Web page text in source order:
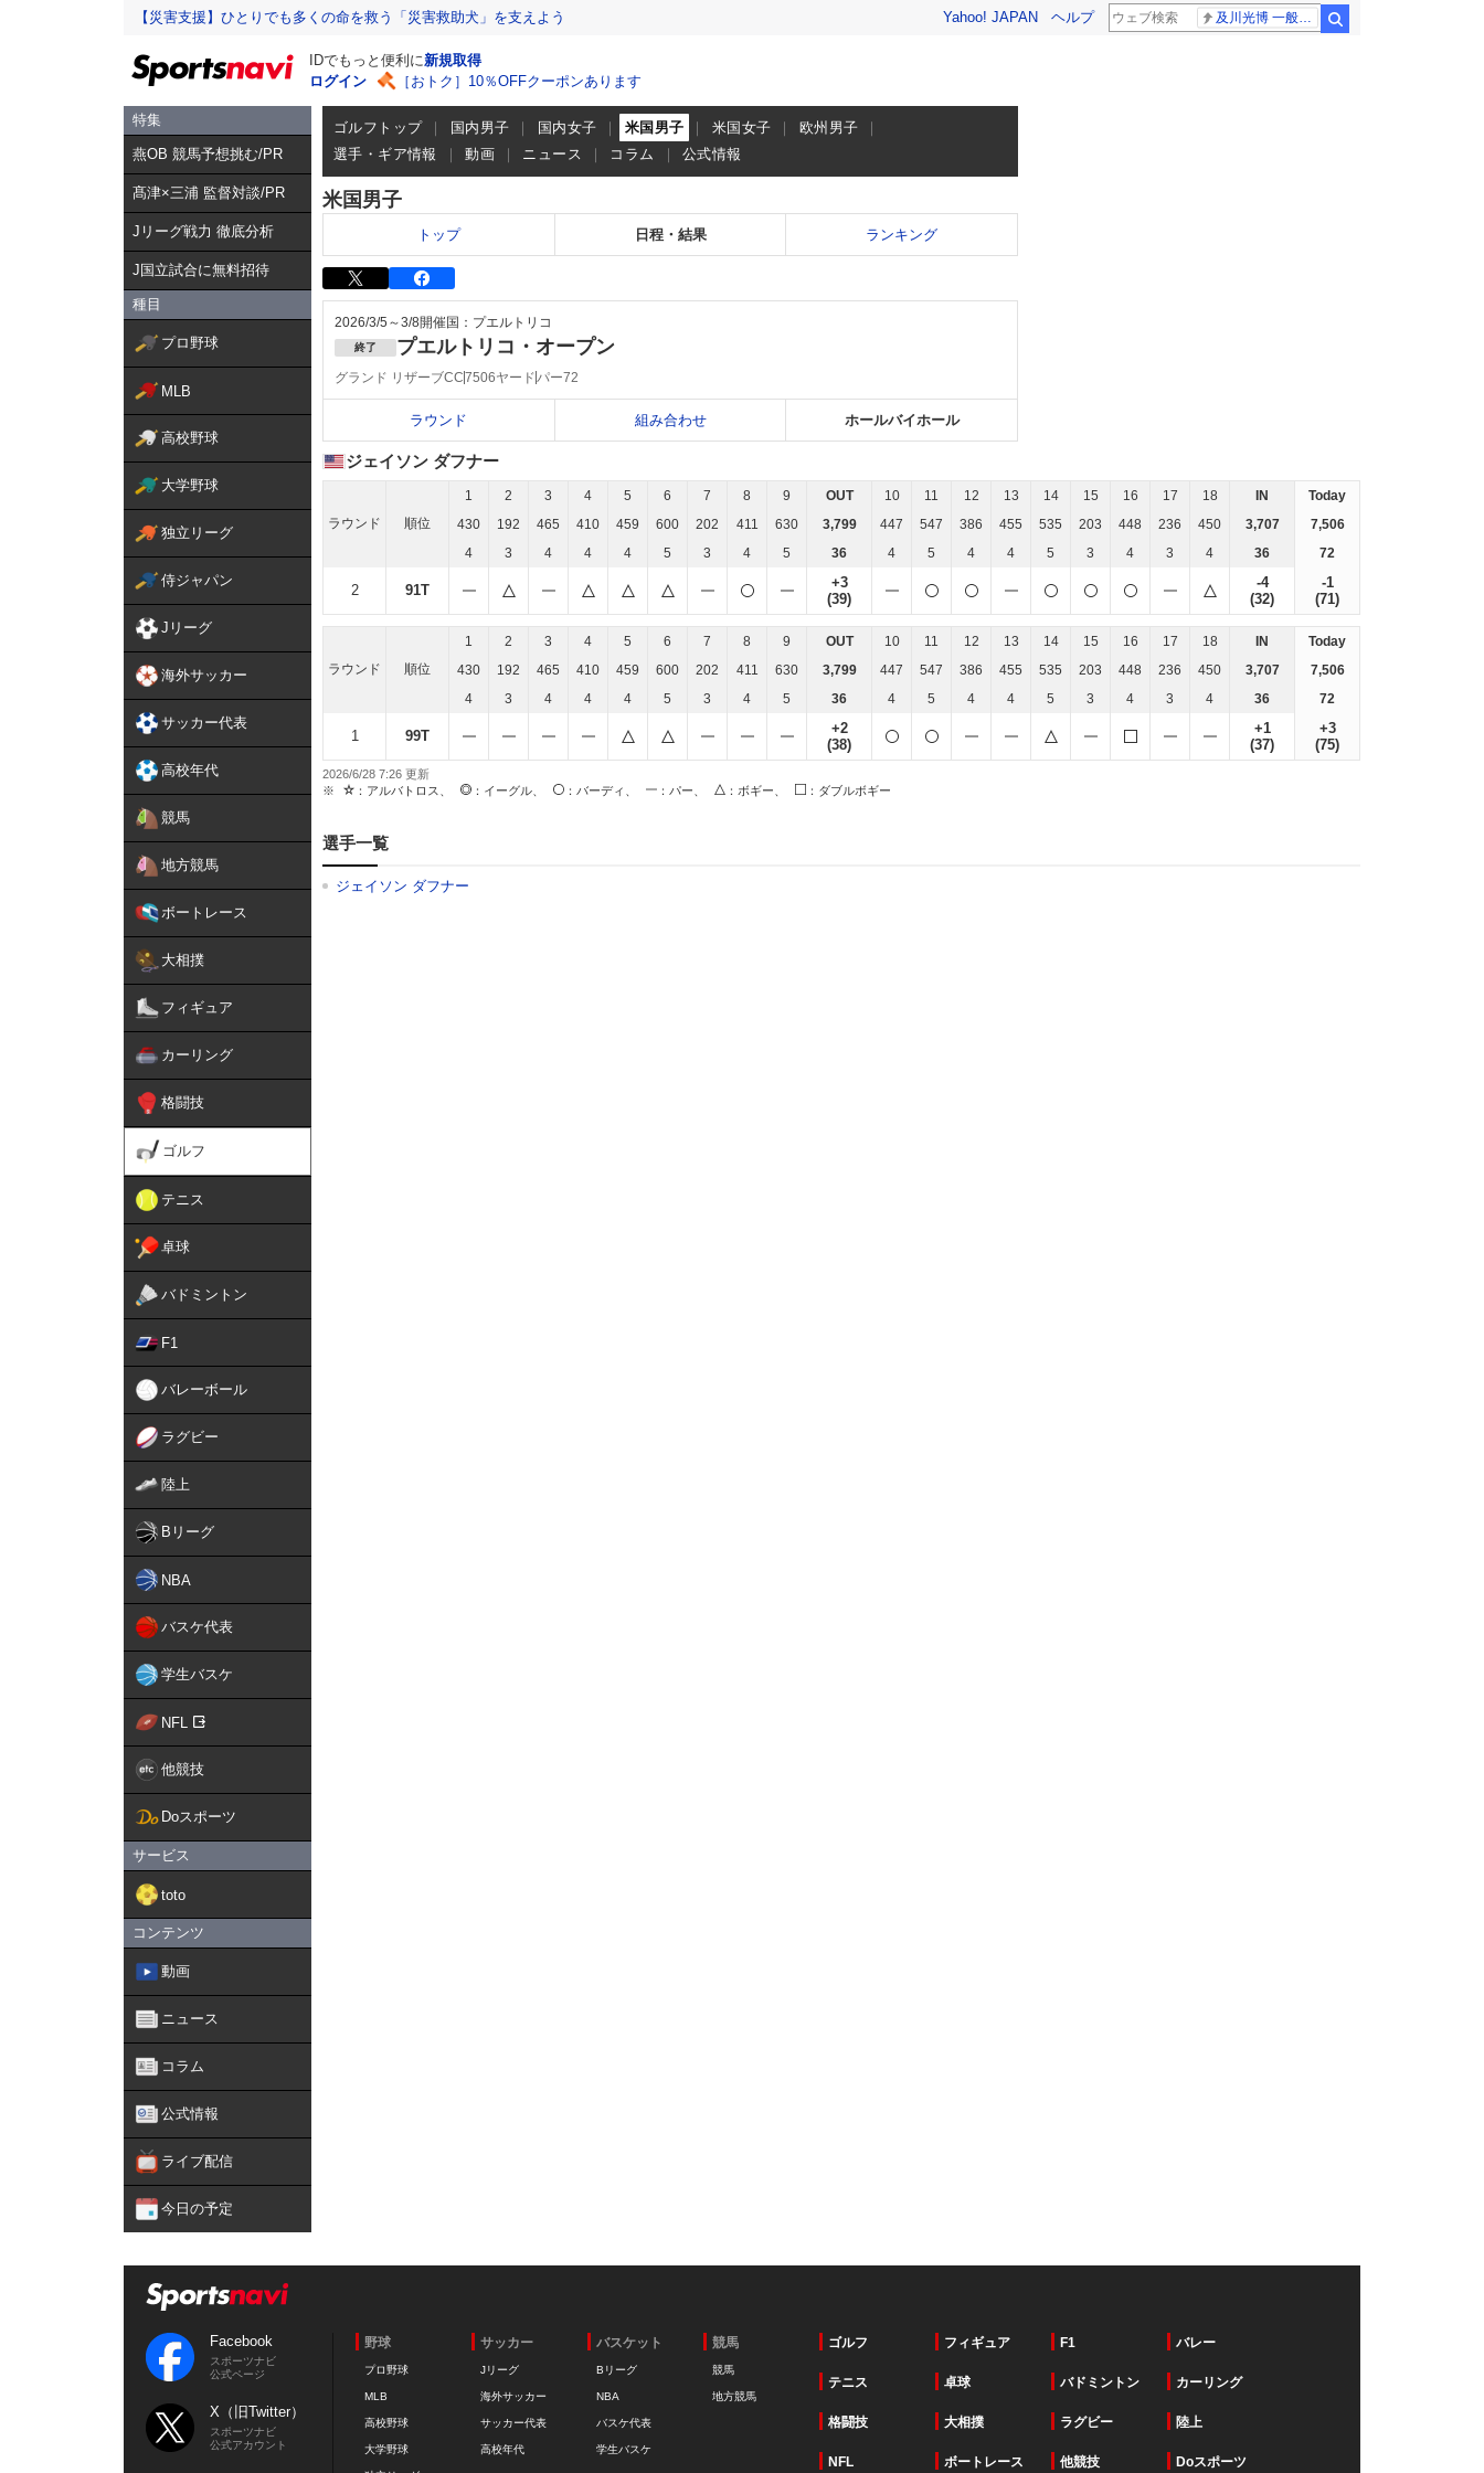
【災害支援】ひとりでも多くの命を救う「災害救助犬」を支えよう Yahoo! JAPAN ヘルプ
IDでもっと便利に新規取得
ログイン
［おトク］10％OFFクーポンあります
特集
燕OB 競馬予想挑む/PR
髙津×三浦 監督対談/PR
Jリーグ戦力 徹底分析
J国立試合に無料招待
種目
プロ野球
MLB
高校野球
大学野球
独立リーグ
侍ジャパン
Jリーグ
海外サッカー
サッカー代表
高校年代
競馬
地方競馬
ボートレース
大相撲
フィギュア
カーリング
格闘技
ゴルフ
テニス
卓球
バドミントン
F1
バレーボール
ラグビー
陸上
Bリーグ
NBA
バスケ代表
学生バスケ
NFL
他競技
Doスポーツ
サービス
toto
コンテンツ
動画
ニュース
コラム
公式情報
ライブ配信
今日の予定
ゴルフトップ 国内男子 国内女子 米国男子 米国女子
欧州男子
選手・ギア情報
動画 ニュース コラム 公式情報
米国男子
トップ 日程・結果 ランキング
2026/3/5～3/8開催国：プエルトリコ
終了 プエルトリコ・オープン
グランド リザーブCC7506ヤードパー72
ラウンド 組み合わせ ホールバイホール
ジェイソン ダフナー
ラウンド 順位
1 2 3 4 5 6 7 8 9 OUT 10 11 12 13 14 15 16 17 18 IN
Today
430
192 465 410 459 600 202 411 630 3,799 447 547 386 455 535 203 448 236 450 3,707
7,506
4
3 4 4 4 5 3 4 5 36 4 5 4 4 5 3 4 3 4 36 72
2 91T
+3
(39)
-4
(32)
-1
(71)
ラウンド 順位
1 2 3 4 5 6 7 8 9 OUT 10 11 12 13 14 15 16 17 18 IN
Today
430
192 465 410 459 600 202 411 630 3,799 447 547 386 455 535 203 448 236 450 3,707
7,506
4
3 4 4 4 5 3 4 5 36 4 5 4 4 5 3 4 3 4 36 72
1 99T
+2
(38)
+1
(37)
+3
(75)
2026/6/28 7:26
：アルバトロス、
：イーグル、 ：バーディ、 ：パー、 ：ボギー、 ：ダブルボギー
選手一覧
ジェイソン ダフナー
Facebook
スポーツナビ
公式ページ
X（旧Twitter）
スポーツナビ
公式アカウント
野球
プロ野球
MLB
高校野球
大学野球
サッカー
Jリーグ
海外サッカー
サッカー代表
高校年代
バスケット
Bリーグ
NBA
バスケ代表
学生バスケ
競馬
競馬
地方競馬
ゴルフ フィギュア F1 バレー
テニス 卓球 バドミントン カーリング
格闘技 大相撲 ラグビー 陸上
NFL ボートレース 他競技 Doスポーツ